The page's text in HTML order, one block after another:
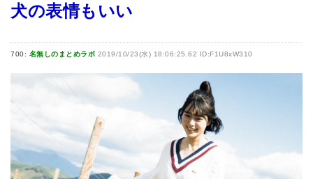
犬の表情もいい
700: 名無しのまとめラボ 2019/10/23(水) 18:06:25.62 ID:F1U8xW310